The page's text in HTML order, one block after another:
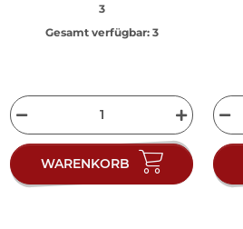
3
Gesamt verfügbar:3
WARENKORB